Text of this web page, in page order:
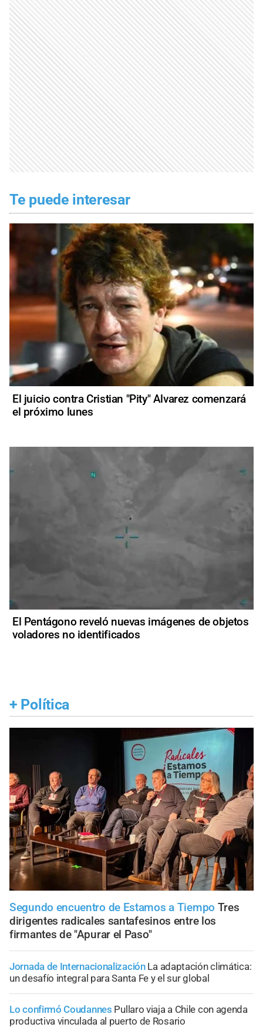
Te puede interesar
El juicio contra Cristian "Pity" Alvarez comenzará
el próximo lunes
El Pentágono reveló nuevas imágenes de objetos
voladores no identificados
+ Política
Segundo encuentro de Estamos a Tiempo Tres
dirigentes radicales santafesinos entre los
firmantes de "Apurar el Paso"
Jornada de Internacionalización La adaptación climática:
un desafío integral para Santa Fe y el sur global
Lo confirmó Coudannes Pullaro viaja a Chile con agenda
productiva vinculada al puerto de Rosario